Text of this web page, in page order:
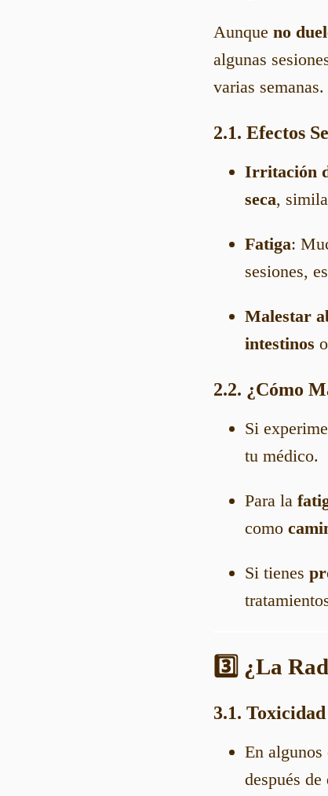
Aunque no
algunas
varias semanas.
2.1. Efectos
Irritación
seca,
Fatiga:
sesiones,
Malestar
intestinos o
2.2. ¿Cómo
Si
tu médico.
Para la
como
Si tienes
3️⃣ ¿La
3.1.
En algunos
después